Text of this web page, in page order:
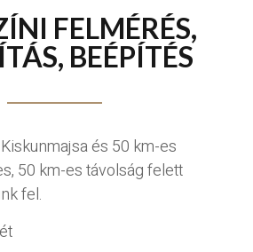
FELMÉRÉS,
BEÉPÍTÉS
és 50 km-es
50 km-es távolság felett
fel.